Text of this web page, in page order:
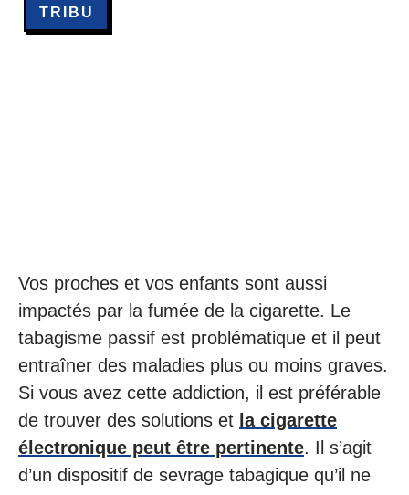
TRIBU
Vos proches et vos enfants sont aussi
impactés par la fumée de la cigarette. Le
tabagisme passif est problématique et il peut
entraîner des maladies plus ou moins graves.
Si vous avez cette addiction, il est préférable
de trouver des solutions et la cigarette
électronique peut être pertinente. Il s’agit
d’un dispositif de sevrage tabagique qu’il ne